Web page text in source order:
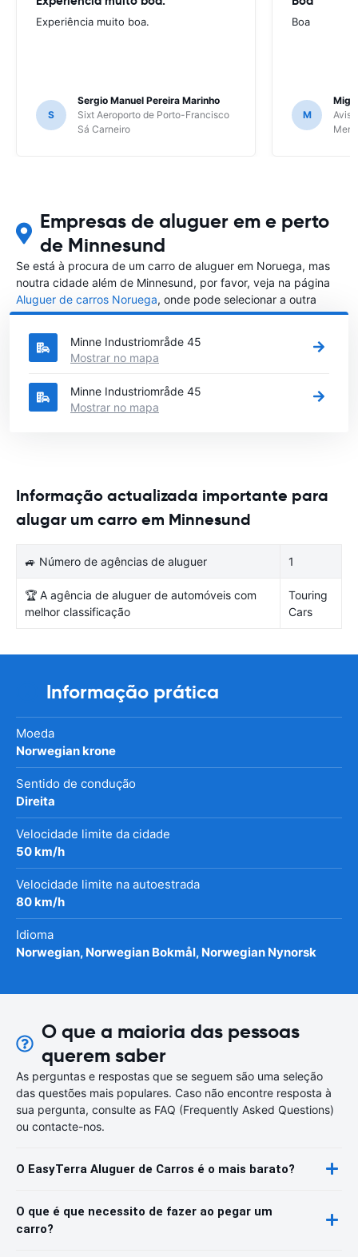
Experiência muito boa.
S
Sergio Manuel Pereira Marinho
Sixt Aeroporto de Porto-Francisco
Sá Carneiro
Boa
M
Avis
Empresas de aluguer em e perto
de Minnesund
Se está à procura de um carro de aluguer em Noruega, mas
noutra cidade além de Minnesund, por favor, veja na página
Aluguer de carros Noruega, onde pode selecionar a outra
cidade em Noruega que gostaria de alugar um carro
Minne Industriområde 45
Mostrar no mapa
Minne Industriområde 45
Mostrar no mapa
Informação actualizada importante para
alugar um carro em Minnesund
🚙 Número de agências de aluguer 1
🏆 A agência de aluguer de automóveis com
melhor classificação
Touring
Cars
Informação prática
Moeda
Norwegian krone
Sentido de condução
Direita
Velocidade limite da cidade
50 km/h
Velocidade limite na autoestrada
80 km/h
Idioma
Norwegian, Norwegian Bokmål, Norwegian Nynorsk
O que a maioria das pessoas
querem saber
As perguntas e respostas que se seguem são uma seleção
das questões mais populares. Caso não encontre resposta à
sua pergunta, consulte as FAQ (Frequently Asked Questions)
ou contacte-nos.
O EasyTerra Aluguer de Carros é o mais barato?
O que é que necessito de fazer ao pegar um
carro?